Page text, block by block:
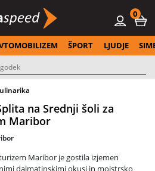
0
ŠPORT LJUDJE
na Srednji šoli za
Maribor
Maribor je gostila izjemen
dalmatinskimi okusi in mojstrsko